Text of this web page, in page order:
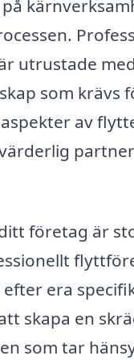
utrustade
som krävs
av
företag är
era
skapa en
som tar